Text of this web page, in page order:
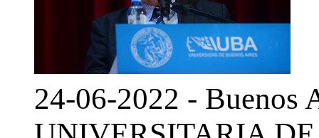
24-06-2022 -